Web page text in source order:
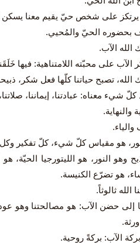
يرتكز على شخص حيّ يقيم معنا يسكن
بحضوره الحيّ والمُحيي.
الله الآب.
على محبّته اللامتناهية: فيها
تصبح حياتنا كلّها فعل شكر،
معناه: عبادتنا، إيماننا، صلاتنا،
والنهاية.
هو مقياس كلّ شيء، كلّ تفكير
وهو النور، هو الليتورجيا الحيّة،
هو تضرّع الكنيسة.
ثالوثاً.
حضن الآب: هو مصالحتنا وهو
الآب: بركةً روحية.